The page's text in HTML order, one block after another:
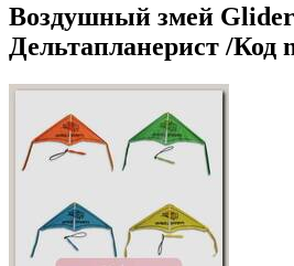
Воздушный змей
Дельтапланерист /Код